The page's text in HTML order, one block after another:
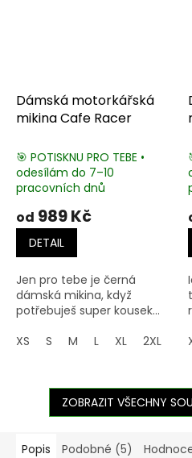
Dámská motorkářská
mikina Cafe Racer
🎯 POTISKNU PRO TEBE •
odesílám do 7–10
pracovních dnů
od 989 Kč
DETAIL
Jen pro tebe je černá
dámská mikina, když
potřebuješ super kousek...
XS
S M L XL 2XL
ZOBRAZIT VŠECHNY
Popis Podobné (5)